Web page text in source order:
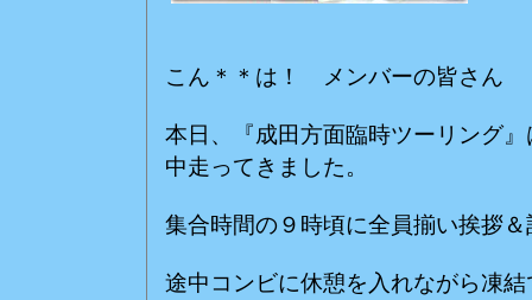
こん＊＊は！ メンバーの皆さん
本日、『成田方面臨時ツーリング
中走ってきました。
集合時間の９時頃に全員揃い挨拶
途中コンビに休憩を入れながら凍